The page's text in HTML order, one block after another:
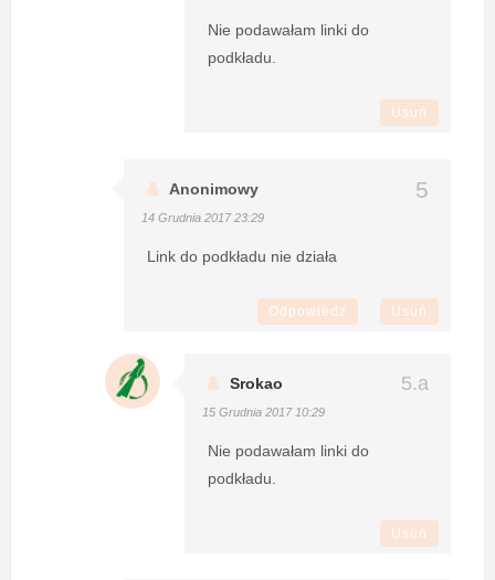
Nie podawałam linki do
podkładu.
Usuń
Anonimowy
14 Grudnia 2017 23:29
Link do podkładu nie działa
Odpowiedz Usuń
Srokao
15 Grudnia 2017 10:29
Nie podawałam linki do
podkładu.
Usuń